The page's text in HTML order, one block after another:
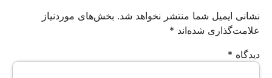
نشانی ایمیل شما منتشر نخواهد شد. بخش‌های موردنیاز
علامت‌گذاری شده‌اند *
دیدگاه *